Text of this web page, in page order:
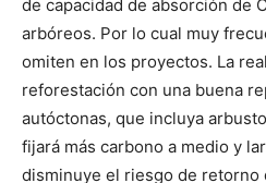
de capacidad de absorción de
arbóreos. Por lo cual muy
omiten en los proyectos. La
reforestación con una buena
autóctonas, que incluya
fijará más carbono a medio y
disminuye el riesgo de retorno